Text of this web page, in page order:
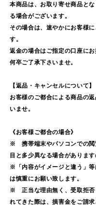
本商品は、お取り寄せ商品と
る場合がございます。
その場合は、速やかにお客様
す。
返金の場合はご指定の口座にお
何卒ご了承下さいませ。
【返品・キャンセルについて】
お客様のご都合による商品の
いませ。
《お客様ご都合の場合》
※ 携帯端末やパソコンでの閲
目と多少異なる場合があります
※「内容がイメージと違う」
は慎重にお願い致します。
※ 正当な理由無く、受取拒否
れてきた際は、損害金をご請